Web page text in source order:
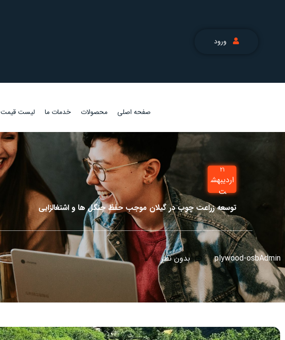
ورود
صفحه اصلی محصولات خدمات ما لیست قیمت
21
اردیبهش
ت
توسعه زراعت چوب در گیلان موجب حفظ جنگل ها و اشتغالزایی
plywood-osbAdmin بدون نظر